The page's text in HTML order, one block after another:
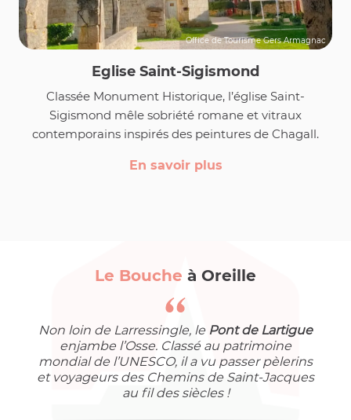
Office de Tourisme Gers Armagnac
Eglise Saint-Sigismond
Classée Monument Historique, l’église Saint-
Sigismond mêle sobriété romane et vitraux
contemporains inspirés des peintures de Chagall.
En savoir plus
Le Bouche à Oreille
Non loin de Larressingle, le Pont de Lartigue
enjambe l’Osse. Classé au patrimoine
mondial de l’UNESCO, il a vu passer pèlerins
et voyageurs des Chemins de Saint-Jacques
au fil des siècles !